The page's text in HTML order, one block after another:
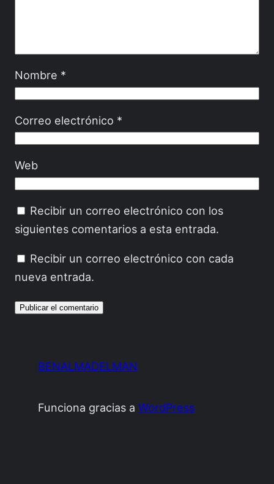
Nombre *
Correo electrónico *
Web
Recibir un correo electrónico con los
siguientes comentarios a esta entrada.
Recibir un correo electrónico con cada
nueva entrada.
BENALMADELMAN
Funciona gracias aWordPress